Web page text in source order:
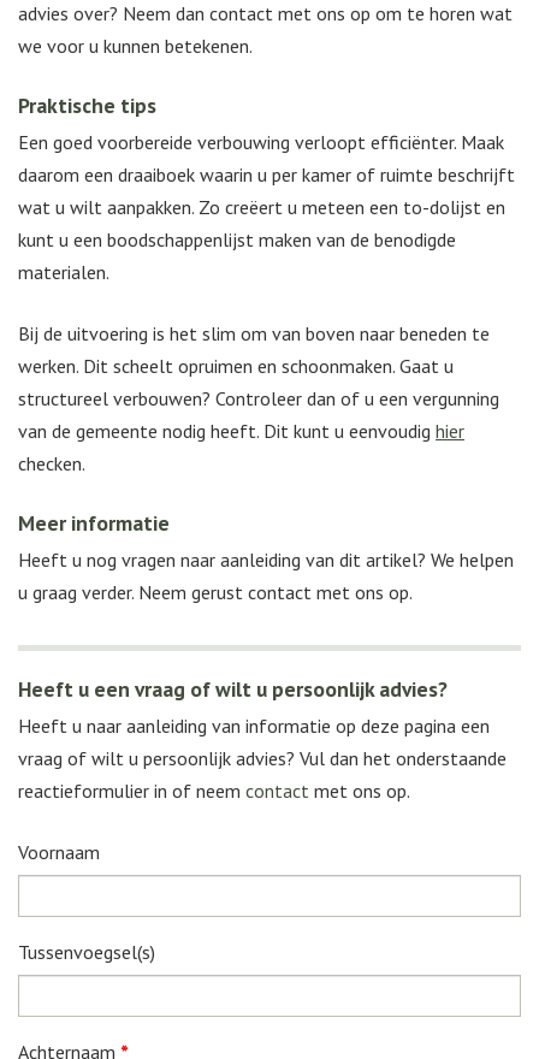
advies over? Neem dan contact met ons op om te horen wat
we voor u kunnen betekenen.
Praktische tips
Een goed voorbereide verbouwing verloopt efficiënter. Maak
daarom een draaiboek waarin u per kamer of ruimte beschrijft
wat u wilt aanpakken. Zo creëert u meteen een to-dolijst en
kunt u een boodschappenlijst maken van de benodigde
materialen.
Bij de uitvoering is het slim om van boven naar beneden te
werken. Dit scheelt opruimen en schoonmaken. Gaat u
structureel verbouwen? Controleer dan of u een vergunning
van de gemeente nodig heeft. Dit kunt u eenvoudig hier
checken.
Meer informatie
Heeft u nog vragen naar aanleiding van dit artikel? We helpen
u graag verder. Neem gerust contact met ons op.
Heeft u een vraag of wilt u persoonlijk advies?
Heeft u naar aanleiding van informatie op deze pagina een
vraag of wilt u persoonlijk advies? Vul dan het onderstaande
reactieformulier in of neem contact met ons op.
Voornaam
Tussenvoegsel(s)
Achternaam *